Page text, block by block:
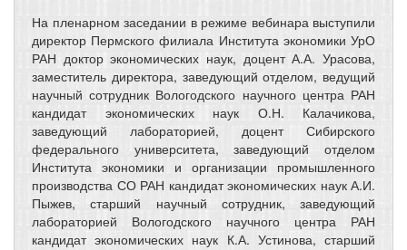
На пленарном заседании в режиме вебинара выступили
директор Пермского филиала Института экономики УрО
РАН доктор экономических наук, доцент А.А. Урасова,
заместитель директора, заведующий отделом, ведущий
научный сотрудник Вологодского научного центра РАН
кандидат экономических наук О.Н. Калачикова,
заведующий лабораторией, доцент Сибирского
федерального университета, заведующий отделом
Института экономики и организации промышленного
производства СО РАН кандидат экономических наук А.И.
Пыжев, старший научный сотрудник, заведующий
лабораторией Вологодского научного центра РАН
кандидат экономических наук К.А. Устинова, старший